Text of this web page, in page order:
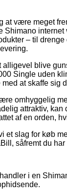
at være meget
Shimano
– til
alligevel blive
Single uden
at skaffe sig
omhyggelig
attraktiv,
af en orden,
et slag for køb
såfremt du
i en